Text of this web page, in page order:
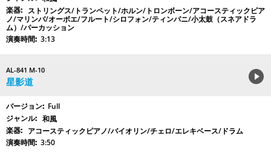
ストリングス/トランペット/ホルン/トロンボーン/アコースティックピア
ノ/マリンバ/オーボエ/フルート/シロフォン/ティンパニ/小太鼓（スネアドラ
ム）/パーカッション
3:13
AL-841 M-10
星影道
Full
和風
アコースティックピアノ/バイオリン/チェロ/エレキベース/ドラム
3:50